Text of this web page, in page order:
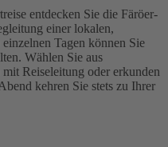
entdecken Sie die Färöer-
einer lokalen,
Tagen können Sie
Wählen Sie aus
Reiseleitung oder erkunden
kehren Sie stets zu Ihrer